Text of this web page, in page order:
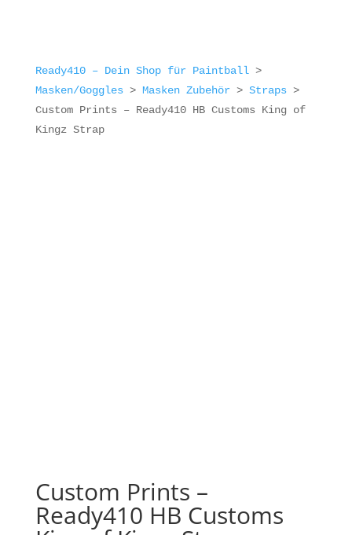
Ready410 – Dein Shop für Paintball>
Masken/Goggles> Masken Zubehör> Straps>
Custom Prints – Ready410 HB Customs King of
Kingz Strap
Custom Prints –
Ready410 HB Customs